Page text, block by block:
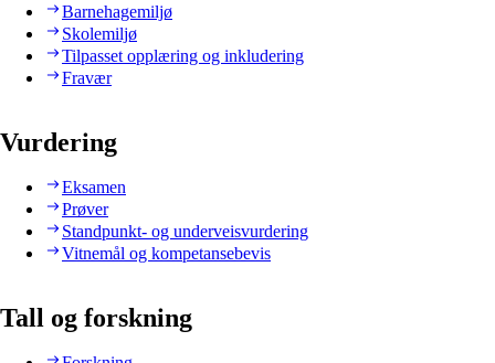
Barnehagemiljø
Skolemiljø
Tilpasset opplæring og inkludering
Fravær
Vurdering
Eksamen
Prøver
Standpunkt- og underveisvurdering
Vitnemål og kompetansebevis
Tall og forskning